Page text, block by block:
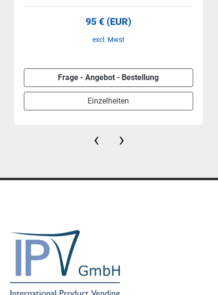
95 € (EUR)
excl. Mwst
Frage - Angebot - Bestellung
Einzelheiten
‹ ›